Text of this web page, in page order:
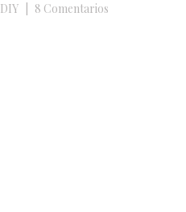
DIY 8 Comentarios